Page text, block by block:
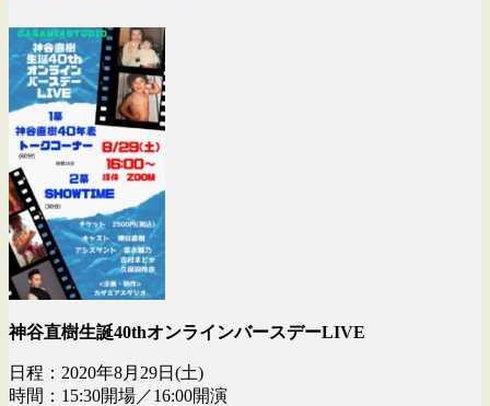
神谷直樹生誕40thオンラインバースデーLIVE
日程：2020年8月29日(土)
時間：15:30開場／16:00開演